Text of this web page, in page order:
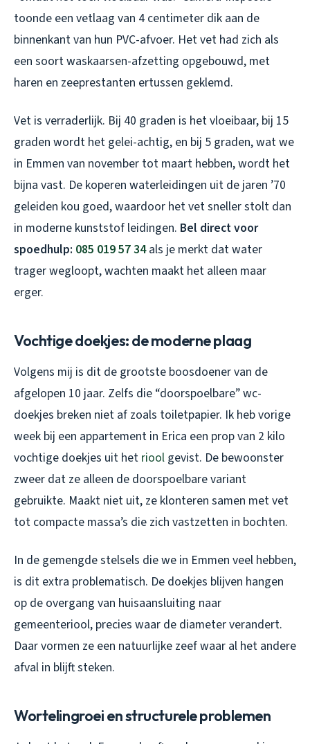
toonde een vetlaag van 4 centimeter dik aan de
binnenkant van hun PVC-afvoer. Het vet had zich als
een soort waskaarsen-afzetting opgebouwd, met
haren en zeeprestanten ertussen geklemd.
Vet is verraderlijk. Bij 40 graden is het vloeibaar, bij 15
graden wordt het gelei-achtig, en bij 5 graden, wat we
in Emmen van november tot maart hebben, wordt het
bijna vast. De koperen waterleidingen uit de jaren ’70
geleiden kou goed, waardoor het vet sneller stolt dan
in moderne kunststof leidingen. Bel direct voor
spoedhulp: 085 019 57 34als je merkt dat water
trager wegloopt, wachten maakt het alleen maar
erger.
Vochtige doekjes: de moderne plaag
Volgens mij is dit de grootste boosdoener van de
afgelopen 10 jaar. Zelfs die “doorspoelbare” wc-
doekjes breken niet af zoals toiletpapier. Ik heb vorige
week bij een appartement in Erica een prop van 2 kilo
vochtige doekjes uit het riool gevist. De bewoonster
zweer dat ze alleen de doorspoelbare variant
gebruikte. Maakt niet uit, ze klonteren samen met vet
tot compacte massa’s die zich vastzetten in bochten.
In de gemengde stelsels die we in Emmen veel hebben,
is dit extra problematisch. De doekjes blijven hangen
op de overgang van huisaansluiting naar
gemeenteriool, precies waar de diameter verandert.
Daar vormen ze een natuurlijke zeef waar al het andere
afval in blijft steken.
Wortelingroei en structurele problemen